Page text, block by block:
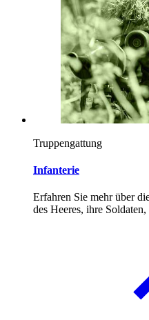
Truppengattung
Infanterie
Erfahren Sie mehr über
des Heeres, ihre